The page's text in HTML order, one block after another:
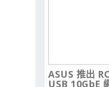
ASUS 推出
USB 10GbE